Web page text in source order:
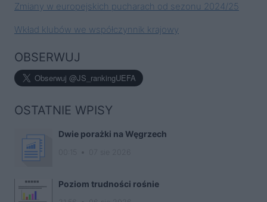
Zmiany w europejskich pucharach od sezonu 2024/25
Wkład klubów we współczynnik krajowy
OBSERWUJ
OSTATNIE WPISY
Dwie porażki na Węgrzech
Poziom trudności rośnie